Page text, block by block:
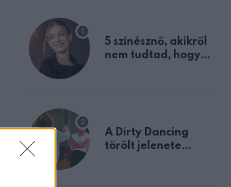
5 színésznő, akikről
nem tudtad, hogy
A Dirty Dancing
törölt jelenete